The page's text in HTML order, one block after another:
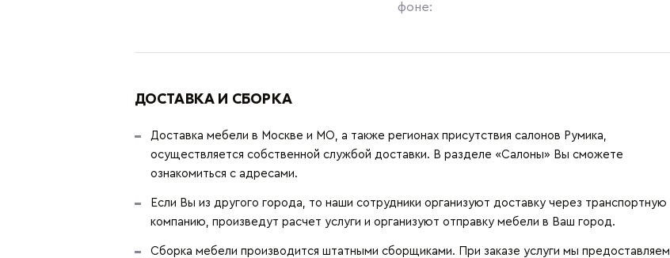
фоне:
ДОСТАВКА И СБОРКА
Доставка мебели в Москве и МО, а также регионах присутствия салонов Румика,
осуществляется собственной службой доставки. В разделе «Салоны» Вы сможете
ознакомиться с адресами.
Если Вы из другого города, то наши сотрудники организуют доставку через транспортную
компанию, произведут расчет услуги и организуют отправку мебели в Ваш город.
Сборка мебели производится штатными сборщиками. При заказе услуги мы предоставляем